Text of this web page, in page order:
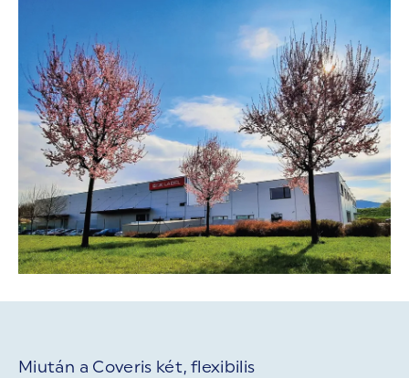
Miután a Coveris két, flexibilis